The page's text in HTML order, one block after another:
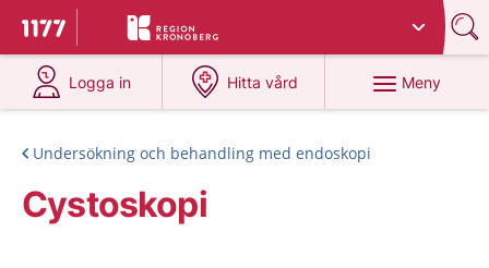
Till startsidan för 1177
Du har valt region
Logga in
på 1177.se
Hitta vård
på 1177.se
Meny
Undersökning och behandling med endoskopi
Cystoskopi